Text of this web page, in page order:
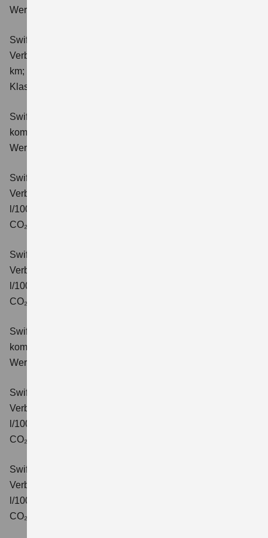
Wert der CO₂-Emission: 98 g/km; CO₂-Klasse: C.
Swift 1.2 DUALJET HYBRID ALLGRIP Club
Verbrauchswerte: kombinierter Energieverbrauch 4,9 l/100
km; kombinierter Wert der CO₂-Emission: 111 g/km; CO₂-
Klasse: C.
Swift 1.2 DUALJET HYBRID Comfort
kombinierter Energieverbrauch 4,4 l/100km; kombinierter
Wert der CO₂-Emission: 99 g/km; CO₂-Klasse: C.
Swift 1.2 DUALJET HYBRID CVT Comfort
Verbrauchswerte: kombinierter Energieverbrauch 4,7
l/100km; kombinierter Wert der CO₂-Emission: 106 g/km;
CO₂-Klasse: C.
Swift 1.2 DUALJET HYBRID ALLGRIP Comfort
Verbrauchswerte: kombinierter Energieverbrauch 4,9
l/100km; kombinierter Wert der CO₂-Emission: 110 g/km;
CO₂-Klasse: C.
Swift 1.2 DUALJET HYBRID Comfort+
kombinierter Energieverbrauch 4,4 l/100km; kombinierter
Wert der CO₂-Emission: 99 g/km; CO₂-Klasse: C.
Swift 1.2 DUALJET HYBRID CVT Comfort+
Verbrauchswerte: kombinierter Energieverbrauch 4,7
l/100km; kombinierter Wert der CO₂-Emission: 106 g/km;
CO₂-Klasse: C.
Swift 1.2 DUALJET HYBRID ALLGRIP Comfort+
Verbrauchswerte: kombinierter Energieverbrauch 4,9
l/100km; kombinierter Wert der CO₂-Emission: 110 g/km;
CO₂-Klasse: C.